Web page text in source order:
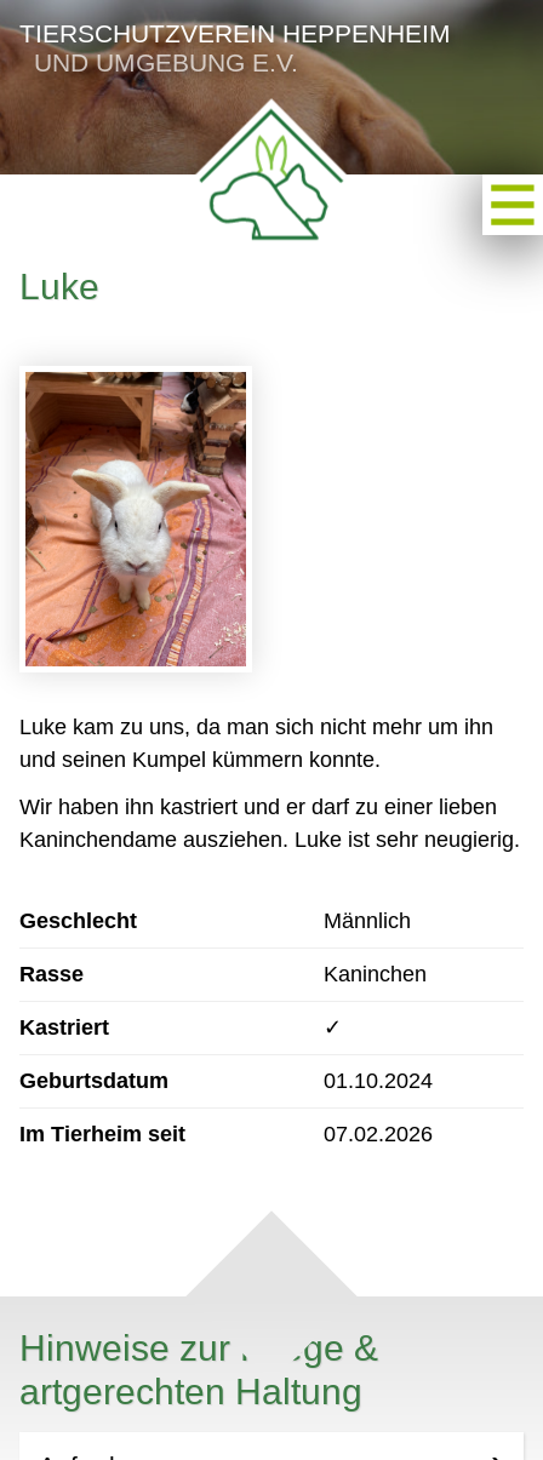
TIERSCHUTZVEREIN HEPPENHEIM
UND UMGEBUNG E.V.
Luke
Luke kam zu uns, da man sich nicht mehr um ihn
und seinen Kumpel kümmern konnte.
Wir haben ihn kastriert und er darf zu einer lieben
Kaninchendame ausziehen. Luke ist sehr neugierig.
Geschlecht Männlich
Rasse Kaninchen
Kastriert ✓
Geburtsdatum 01.10.2024
Im Tierheim seit 07.02.2026
Hinweise zur Pflege &
artgerechten Haltung